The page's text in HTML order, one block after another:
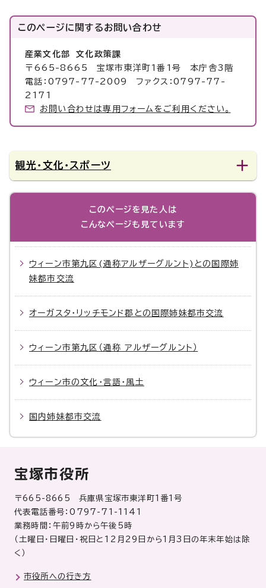
このページに関するお問い合わせ
産業文化部 文化政策課
〒665-8665 宝塚市東洋町1番1号 本庁舎3階
電話：0797-77-2009 ファクス：0797-77-
2171
お問い合わせは専用フォームをご利用ください。
観光・文化・スポーツ
このページを見た人は
こんなページも見ています
ウィーン市第九区(通称アルザーグルント)との国際姉
妹都市交流
オーガスタ・リッチモンド郡との国際姉妹都市交流
ウィーン市第九区（通称 アルザーグルント）
ウィーン市の文化・言語・風土
国内姉妹都市交流
宝塚市役所
〒665-8665 兵庫県宝塚市東洋町1番1号
代表電話番号：0797-71-1141
業務時間：午前9時から午後5時
（土曜日・日曜日・祝日と12月29日から1月3日の年末年始は除
く）
市役所への行き方